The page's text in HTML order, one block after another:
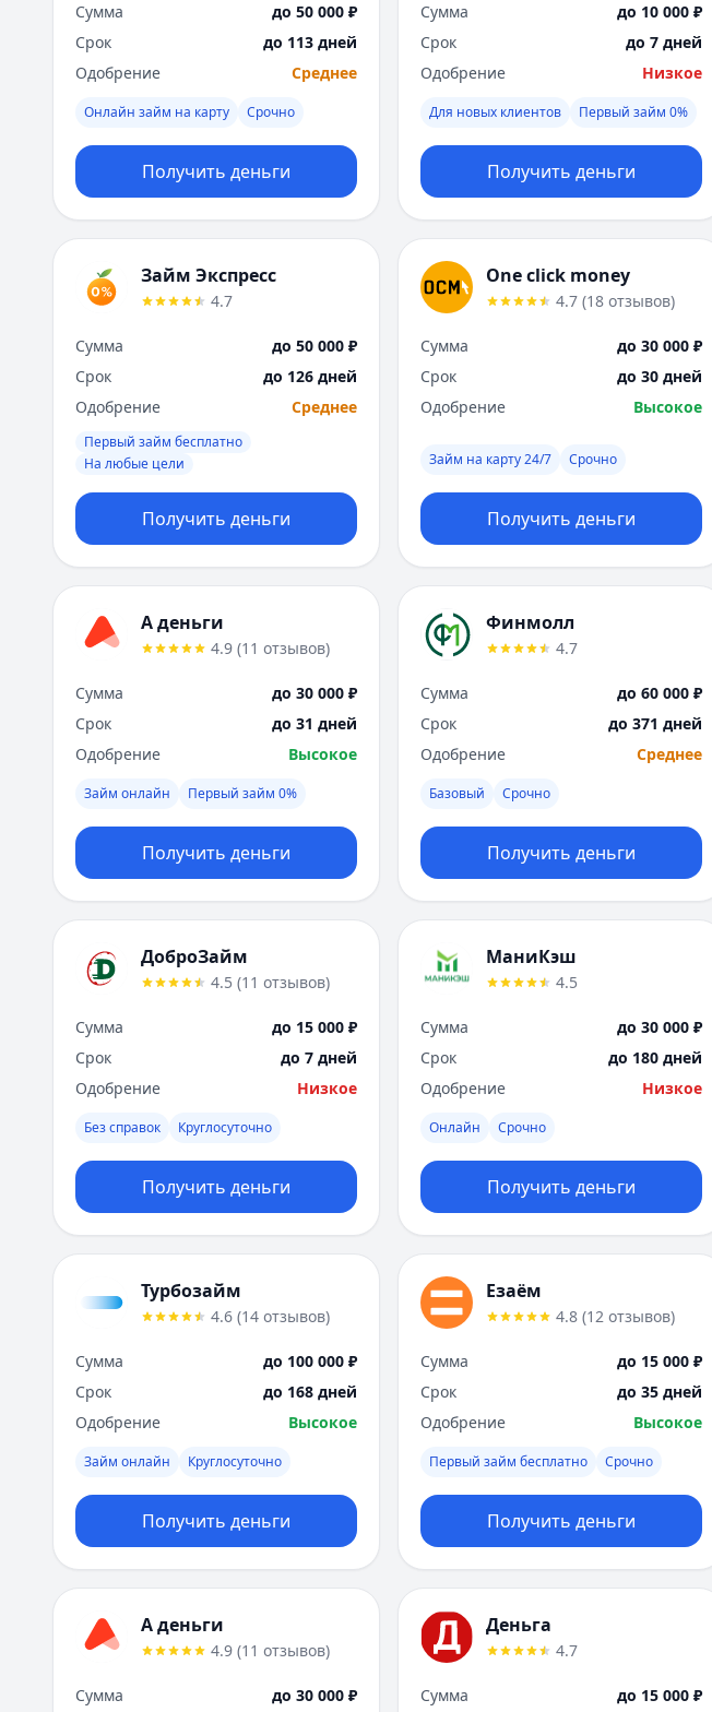
Сумма
до 50 000 ₽
Срок
до 113 дней
Одобрение
Среднее
Онлайн займ на карту Срочно
Получить деньги
Сумма
до 10 000 ₽
Срок
до 7 дней
Одобрение
Низкое
Для новых клиентов Первый займ 0%
Получить деньги
Займ Экспресс
4.7
Сумма
до 50 000 ₽
Срок
до 126 дней
Одобрение
Среднее
Первый займ бесплатно
На любые цели
Получить деньги
One click money
4.7 (18 отзывов)
Сумма
до 30 000 ₽
Срок
до 30 дней
Одобрение
Высокое
Займ на карту 24/7 Срочно
Получить деньги
А деньги
4.9 (11 отзывов)
Сумма
до 30 000 ₽
Срок
до 31 дней
Одобрение
Высокое
Займ онлайн Первый займ 0%
Получить деньги
Финмолл
4.7
Сумма
до 60 000 ₽
Срок
до 371 дней
Одобрение
Среднее
Базовый Срочно
Получить деньги
ДоброЗайм
4.5 (11 отзывов)
Сумма
до 15 000 ₽
Срок
до 7 дней
Одобрение
Низкое
Без справок Круглосуточно
Получить деньги
МаниКэш
4.5
Сумма
до 30 000 ₽
Срок
до 180 дней
Одобрение
Низкое
Онлайн Срочно
Получить деньги
Турбозайм
4.6 (14 отзывов)
Сумма
до 100 000 ₽
Срок
до 168 дней
Одобрение
Высокое
Займ онлайн Круглосуточно
Получить деньги
Езаём
4.8 (12 отзывов)
Сумма
до 15 000 ₽
Срок
до 35 дней
Одобрение
Высокое
Первый займ бесплатно Срочно
Получить деньги
А деньги
4.9 (11 отзывов)
Сумма до 30 000 ₽
Деньга
4.7
Сумма до 15 000 ₽